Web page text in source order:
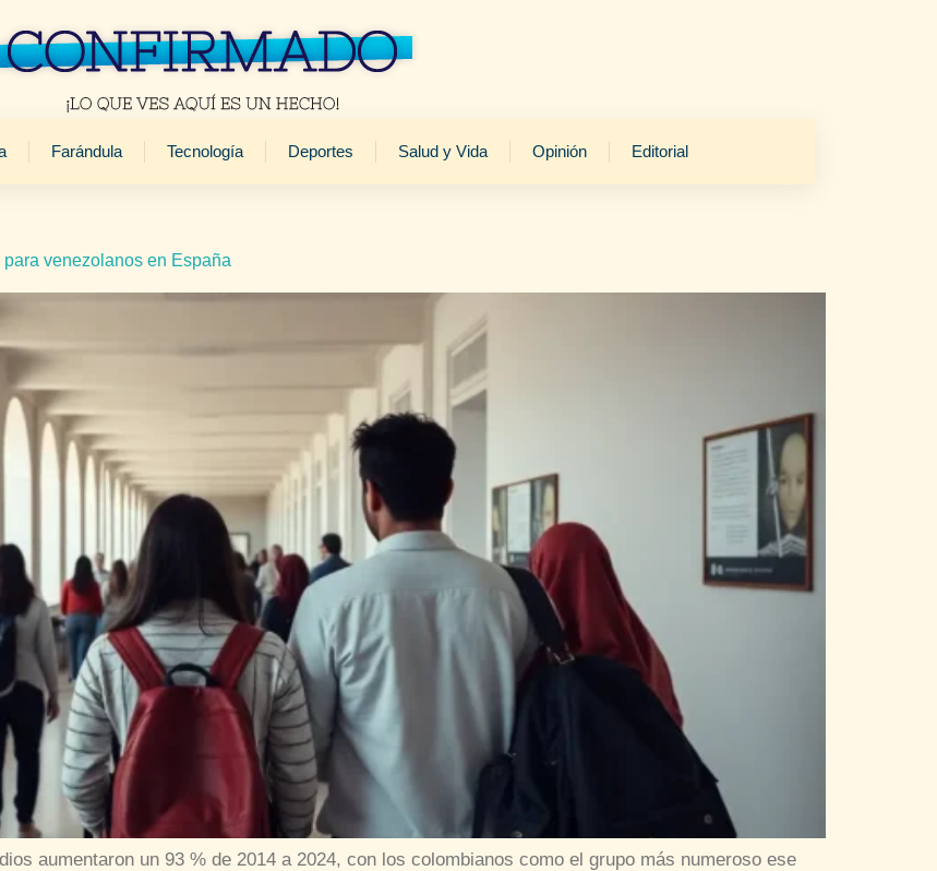
Farándula Tecnología Deportes Salud y Vida Opinión Editorial
venezolanos en España
aumentaron un 93 % de 2014 a 2024, con los colombianos como el grupo más numeroso ese